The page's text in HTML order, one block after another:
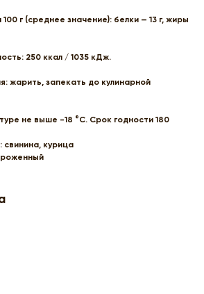
г (среднее значение): белки — 13 г, жиры
250 ккал / 1035 кДж.
жарить, запекать до кулинарной
не выше -18 °C. Срок годности 180
свинина, курица